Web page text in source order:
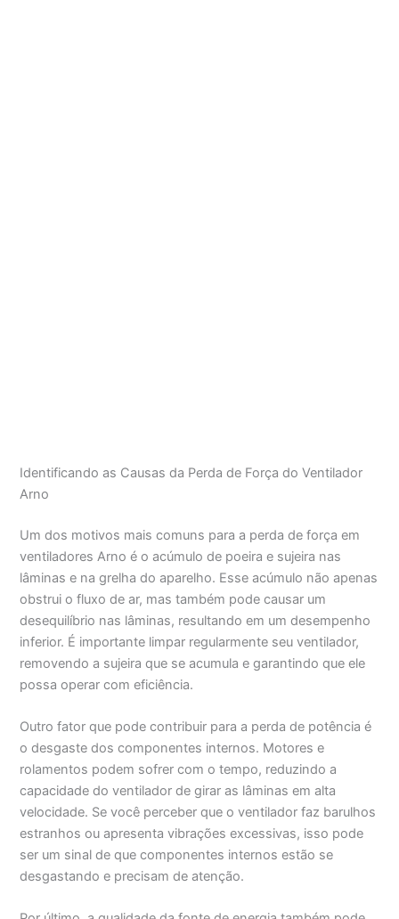
Identificando as Causas da Perda de Força do Ventilador
Arno
Um dos motivos mais comuns para a perda de força em
ventiladores Arno é o acúmulo de poeira e sujeira nas
lâminas e na grelha do aparelho. Esse acúmulo não apenas
obstrui o fluxo de ar, mas também pode causar um
desequilíbrio nas lâminas, resultando em um desempenho
inferior. É importante limpar regularmente seu ventilador,
removendo a sujeira que se acumula e garantindo que ele
possa operar com eficiência.
Outro fator que pode contribuir para a perda de potência é
o desgaste dos componentes internos. Motores e
rolamentos podem sofrer com o tempo, reduzindo a
capacidade do ventilador de girar as lâminas em alta
velocidade. Se você perceber que o ventilador faz barulhos
estranhos ou apresenta vibrações excessivas, isso pode
ser um sinal de que componentes internos estão se
desgastando e precisam de atenção.